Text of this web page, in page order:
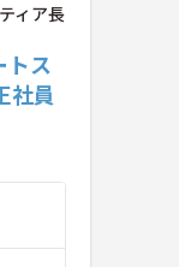
ィア長
トス
社員